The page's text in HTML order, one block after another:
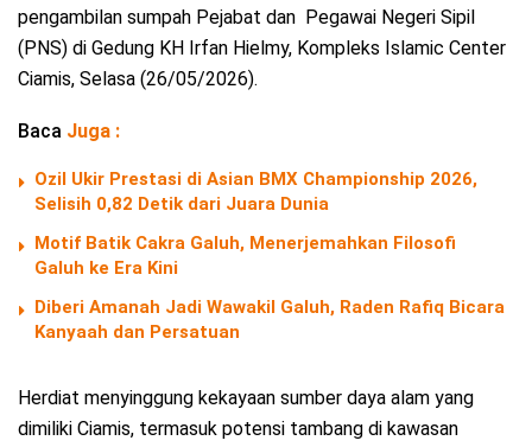
pengambilan sumpah Pejabat dan Pegawai Negeri Sipil
(PNS) di Gedung KH Irfan Hielmy, Kompleks Islamic Center
Ciamis, Selasa (26/05/2026).
Baca Juga :
Ozil Ukir Prestasi di Asian BMX Championship 2026,
Selisih 0,82 Detik dari Juara Dunia
Motif Batik Cakra Galuh, Menerjemahkan Filosofi
Galuh ke Era Kini
Diberi Amanah Jadi Wawakil Galuh, Raden Rafiq Bicara
Kanyaah dan Persatuan
Herdiat menyinggung kekayaan sumber daya alam yang
dimiliki Ciamis, termasuk potensi tambang di kawasan